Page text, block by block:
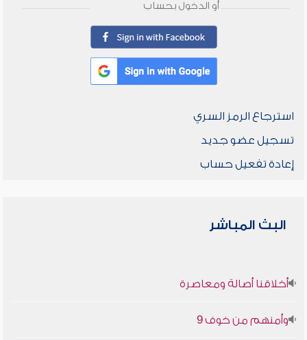
أو الدخول بحساب
استرجاع الرمز السري
تسجيل عضو جديد
إعادة تفعيل حساب
البث المباشر
أخلاقنا أصالة ومعاصرة
وأمنهم من خوف 9